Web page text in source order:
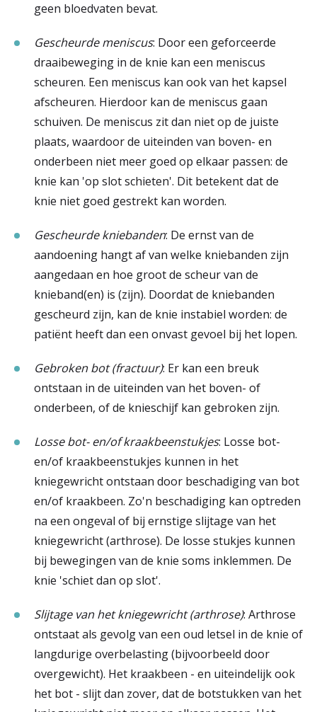
geen bloedvaten bevat.
Gescheurde meniscus: Door een geforceerde
draaibeweging in de knie kan een meniscus
scheuren. Een meniscus kan ook van het kapsel
afscheuren. Hierdoor kan de meniscus gaan
schuiven. De meniscus zit dan niet op de juiste
plaats, waardoor de uiteinden van boven- en
onderbeen niet meer goed op elkaar passen: de
knie kan 'op slot schieten'. Dit betekent dat de
knie niet goed gestrekt kan worden.
Gescheurde kniebanden: De ernst van de
aandoening hangt af van welke kniebanden zijn
aangedaan en hoe groot de scheur van de
knieband(en) is (zijn). Doordat de kniebanden
gescheurd zijn, kan de knie instabiel worden: de
patiënt heeft dan een onvast gevoel bij het lopen.
Gebroken bot (fractuur): Er kan een breuk
ontstaan in de uiteinden van het boven- of
onderbeen, of de knieschijf kan gebroken zijn.
Losse bot- en/of kraakbeenstukjes: Losse bot-
en/of kraakbeenstukjes kunnen in het
kniegewricht ontstaan door beschadiging van bot
en/of kraakbeen. Zo'n beschadiging kan optreden
na een ongeval of bij ernstige slijtage van het
kniegewricht (arthrose). De losse stukjes kunnen
bij bewegingen van de knie soms inklemmen. De
knie 'schiet dan op slot'.
Slijtage van het kniegewricht (arthrose): Arthrose
ontstaat als gevolg van een oud letsel in de knie of
langdurige overbelasting (bijvoorbeeld door
overgewicht). Het kraakbeen - en uiteindelijk ook
het bot - slijt dan zover, dat de botstukken van het